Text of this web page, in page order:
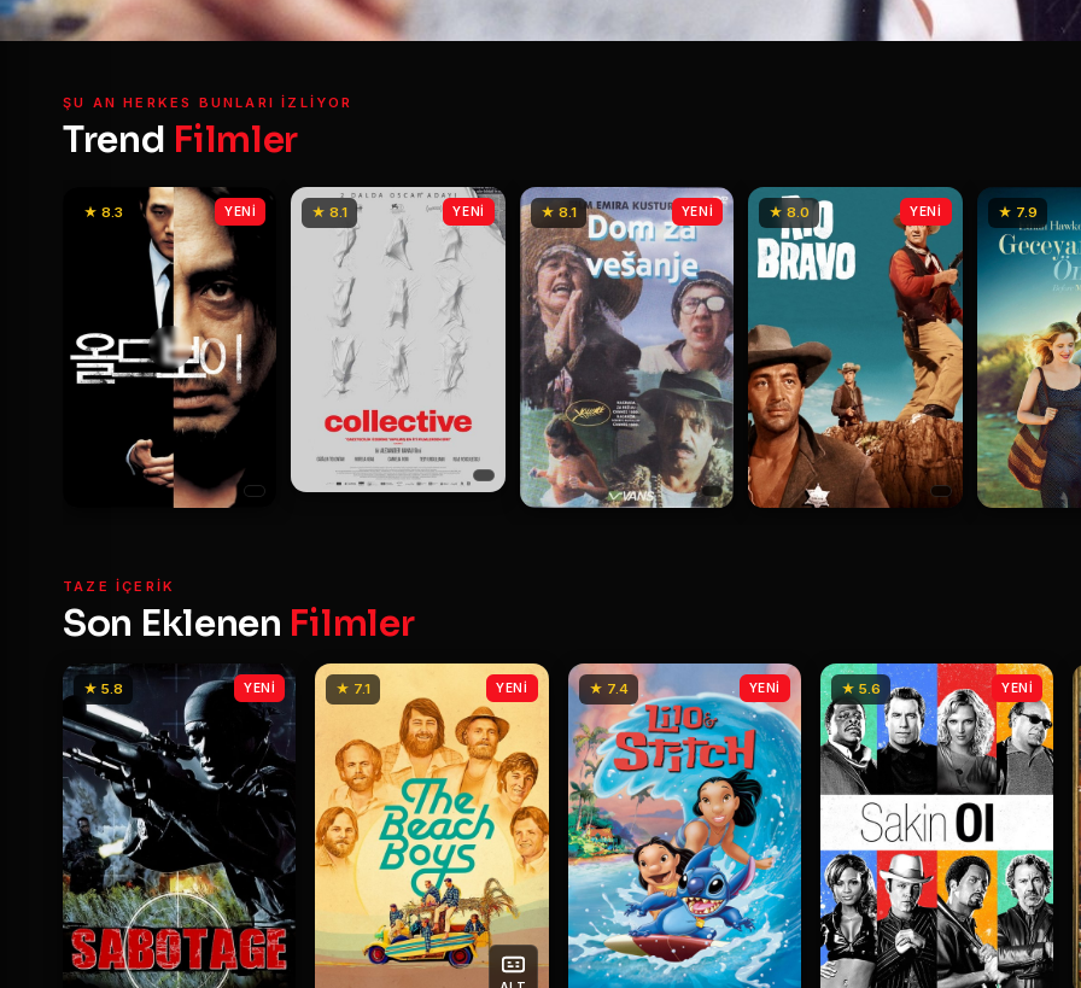
yolculuk, onu tahmininden çok daha karmaşık bir gerçeğe
ŞU AN HERKES BUNLARI IZLIYOR
Trend Filmler
★ 8.3 YENİ ★ 8.1 YENİ ★ 8.1 YENİ ★ 8.0 YENİ ★ 7.9
TAZE IÇERIK
Son Eklenen Filmler
★ 5.8 YENİ ★ 7.1 YENİ ★ 7.4 YENİ ★ 5.6 YENİ